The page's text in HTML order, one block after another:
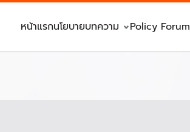
หน้าแรกนโยบายบทความ Policy Forum